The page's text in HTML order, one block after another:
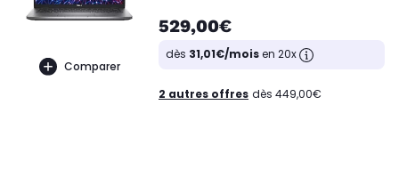
Comparer
529,00€
dès 31,01€/moisen 20x
2 autres offres dès 449,00€